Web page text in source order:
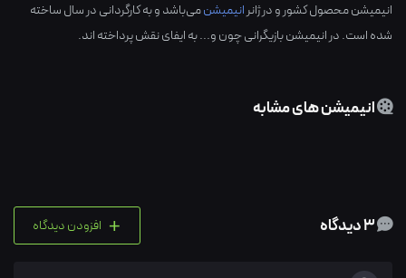
انیمیشن محصول کشور و در ژانرانیمیشنمی‌باشد و به کارگردانی در سال ساخته
شده است. در انیمیشن بازیگرانی چون و... به ایفای نقش پرداخته اند.
انیمیشن های مشابه
+ افزودن دیدگاه